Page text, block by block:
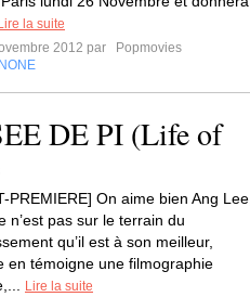
Lire la suite
2012 par
Popmovies
NONE
DE PI (Life of
PREMIERE] On aime bien Ang Lee,
n’est pas sur le terrain du
qu’il est à son meilleur,
en témoigne une filmographie
Lire la suite